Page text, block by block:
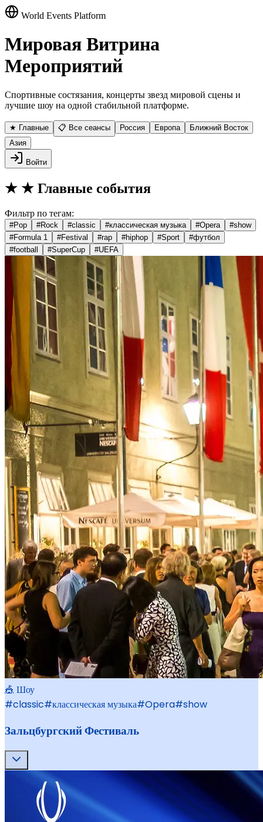
World Events Platform
Мировая Витрина
Мероприятий
Спортивные состязания, концерты звезд мировой сцены и
лучшие шоу на одной стабильной платформе.
★ Главные 📋 Все сеансы Россия Европа
Ближний Восток
Азия
Войти
★ ★ Главные события
Фильтр по тегам:
#Pop #Rock #classic #классическая музыка #Opera #show
#Formula 1 #Festival #rap #hiphop #Sport #футбол
#football #SuperCup #UEFA
🎪 Шоу
#classic#классическая музыка#Opera#show
Зальцбургский Фестиваль